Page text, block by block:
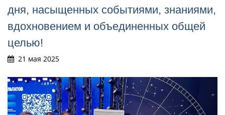
дня, насыщенных событиями, знаниями,
вдохновением и объединенных общей
целью!
21 мая 2025